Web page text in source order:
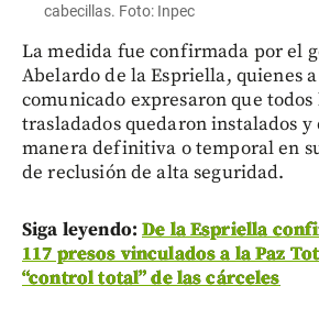
cabecillas. Foto: Inpec
La medida fue confirmada por el
Abelardo de la Espriella, quienes
comunicado expresaron que todos
trasladados quedaron instalados
manera definitiva o temporal en
de reclusión de alta seguridad.
Siga leyendo:De la Espriella
117 presos vinculados a la Paz
“control total” de las cárceles